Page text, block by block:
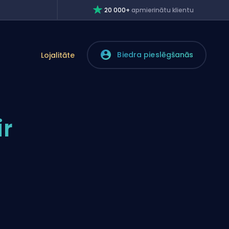
20 000+apmierinātu klientu
Lojalitāte Biedra pieslēgšanās